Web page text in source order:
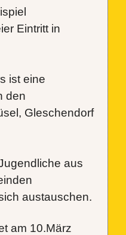
Eintritt in
ist eine
den
Gleschendorf
aus
austauschen.
am 10.März